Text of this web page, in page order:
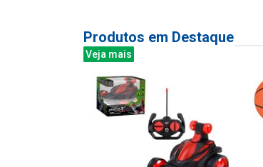
Produtos em Destaque
Veja mais